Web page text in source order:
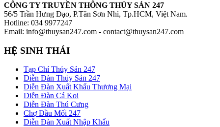
CÔNG TY TRUYỀN THÔNG THỦY SẢN 247
56/5 Trần Hưng Đạo, P.Tân Sơn Nhì, Tp.HCM, Việt Nam.
Hotline: 034 9977247
Email: info@thuysan247.com - contact@thuysan247.com
HỆ SINH THÁI
Tạp Chí Thủy Sản 247
Diễn Đàn Thủy Sản 247
Diễn Đàn Xuất Khẩu Thương Mại
Diễn Đàn Cá Koi
Diễn Đàn Thú Cưng
Chợ Đầu Mối 247
Diễn Đàn Xuất Nhập Khẩu